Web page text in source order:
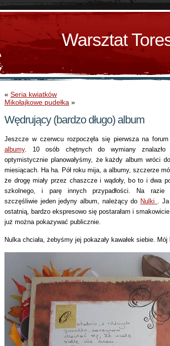
Warsztat
« Seria kwiatków
Mikołajkowe pudełka »
Wędrujący (bardzo długo) album
Jeszcze w czerwcu rozpoczęła się pierwsza na
albumy. 10 osób chętnych do wymiany znalazło
optymistycznie planowałyśmy, że każdy album wróci
miesiącach. Ha ha. Pół roku mija, a albumy, szczerze
że drogę miały przez chaszcze i wądoły, bo to i dwa
szkolnego, i parę innych przypadłości. Na razie
szczęśliwie jeden jedyny album, należący do Nulki .
ostatnią, bardzo ekspresowo się postarałam i
już można pokazywać publicznie.
Nulka chciała, żebyśmy jej pokazały kawałek siebie. Mój